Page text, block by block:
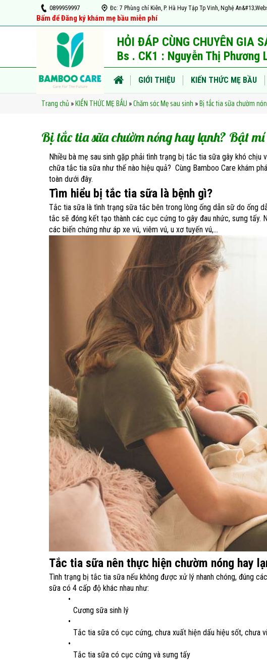
0899959997 Đc: 7 Phùng chí Kiên, P. Hà Huy Tập Tp Vinh, Nghệ
Bấm để Đăng ký khám mẹ bầu miễn phí
HỎI ĐÁP CÙNG CHUYÊN GIA
Bs . CK1 : Nguyễn Thị Phương
GIỚI THIỆU KIẾN THỨC MẸ BẦU
Trang chủ »KIẾN THỨC MẸ BẦU »Chăm sóc Mẹ sau sinh »Bị tắc tia sữa chườm
Bị tắc tia sữa chườm nóng hay lạnh? Bật
Nhiều bà mẹ sau sinh gặp phải tình trạng bị tắc tia sữa gây khó chịu
chữa tắc tia sữa như thế nào hiệu quả? Cùng Bamboo Care khám
toàn dưới đây.
Tìm hiểu bị tắc tia sữa là bệnh gì?
Tắc tia sữa là tình trạng sữa tắc bên trong lòng ống dẫn sữ do ống
tắc sẽ đóng kết tạo thành các cục cứng to gây đau nhức, sưng tấy.
các biến chứng như áp xe vú, viêm vú, u xơ tuyến vú,…
Tắc tia sữa nên thực hiện chườm nóng hay
Tình trạng bị tắc tia sữa nếu không được xử lý nhanh chóng, đúng
sữa có 4 cấp độ khác nhau như:
Cương sữa sinh lý
Tắc tia sữa có cục cứng, chưa xuất hiện dấu hiệu sốt, chưa
Tắc tia sữa có cục cứng và sưng tấy